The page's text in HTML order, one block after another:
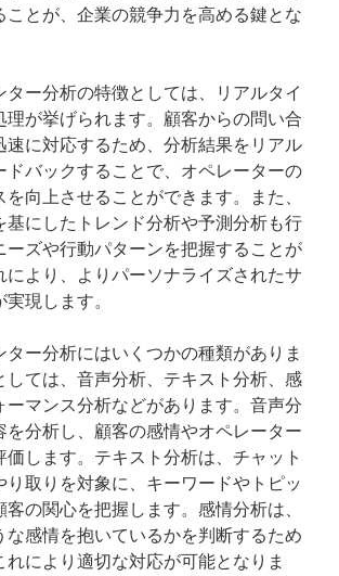
ことが、企業の競争力を高める鍵とな
ター分析の特徴としては、リアルタイ
理が挙げられます。顧客からの問い合
速に対応するため、分析結果をリアル
ドバックすることで、オペレーターの
向上させることができます。また、
基にしたトレンド分析や予測分析も行
ーズや行動パターンを把握することが
により、よりパーソナライズされたサ
現します。
ター分析にはいくつかの種類がありま
しては、音声分析、テキスト分析、感
ーマンス分析などがあります。音声分
を分析し、顧客の感情やオペレーター
価します。テキスト分析は、チャット
り取りを対象に、キーワードやトピッ
客の関心を把握します。感情分析は、
な感情を抱いているかを判断するため
れにより適切な対応が可能となりま